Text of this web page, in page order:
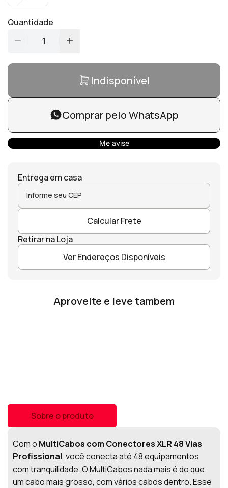
Quantidade
1
Indisponível
Comprar pelo WhatsApp
Me avise
Entrega em casa
Calcular Frete
Retirar na Loja
Ver Endereços Disponíveis
Aproveite e leve tambem
Sobre o produto
Com o MultiCabos com Conectores XLR 48 Vias
Profissional, você conecta até 48 equipamentos
com tranquilidade. O MultiCabos nada mais é do que
um cabo mais grosso, com vários cabos dentro. Esse